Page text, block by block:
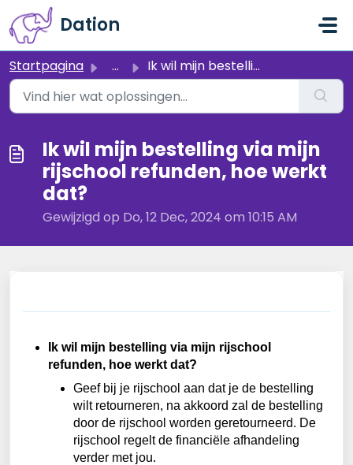
Doorgaan naar hoofdinhoud
Dation
Startpagina ... Ik wil mijn bestelling via mijn rijschool refunden, hoe w...
Ik wil mijn bestelling via mijn
rijschool refunden, hoe werkt
dat?
Gewijzigd op Do, 12 Dec, 2024 om 10:15 AM
Ik wil mijn bestelling via mijn rijschool
refunden, hoe werkt dat?
Geef bij je rijschool aan dat je de bestelling
wilt retourneren, na akkoord zal de bestelling
door de rijschool worden geretourneerd. De
rijschool regelt de financiële afhandeling
verder met jou.